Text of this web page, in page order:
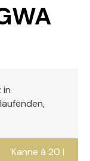
in
Kanne à 20 l